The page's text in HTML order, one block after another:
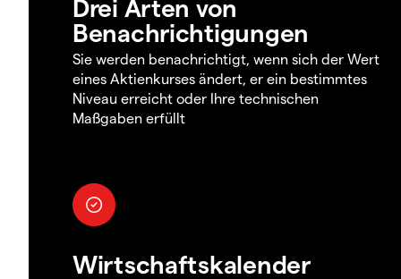
Drei Arten von
Benachrichtigungen
Sie werden benachrichtigt, wenn sich der Wert
eines Aktienkurses ändert, er ein bestimmtes
Niveau erreicht oder Ihre technischen
Maßgaben erfüllt
Wirtschaftskalender